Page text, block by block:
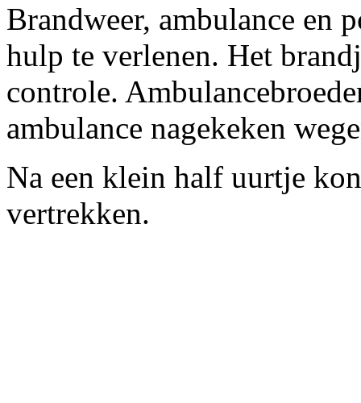
Brandweer, ambulance en
hulp te verlenen. Het
controle.
ambulance nagekeken
Na een klein half uurtje
vertrekken.